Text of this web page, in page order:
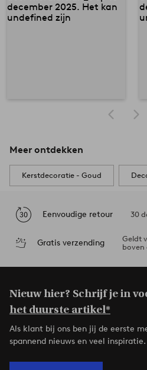
Meer ontdekken
Kerstdecoratie - Goud
Eenvoudige retour 30
Gratis verzending
Geldt
boven
Nieuw hier? Schrijf je in
het duurste artikel*
Als klant bij ons ben jij de eerste
spannend nieuws en veel inspiratie.